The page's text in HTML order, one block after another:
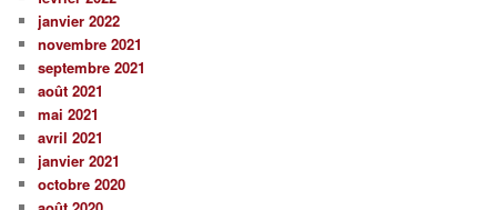
janvier 2022
novembre 2021
septembre 2021
août 2021
mai 2021
avril 2021
janvier 2021
octobre 2020